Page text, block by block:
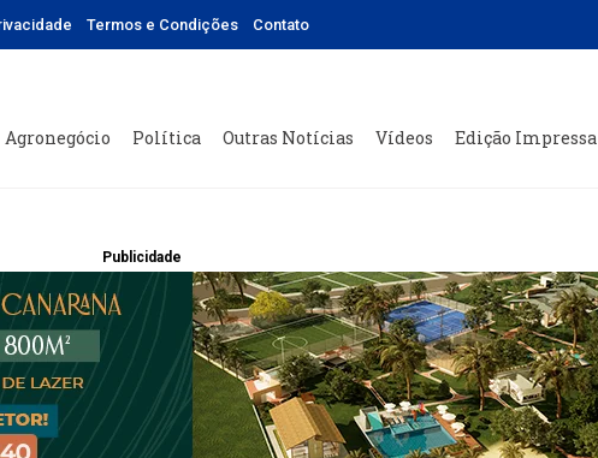
Termos e Condições Contato
Agronegócio Política Outras Notícias Vídeos Edição Impressa
Publicidade